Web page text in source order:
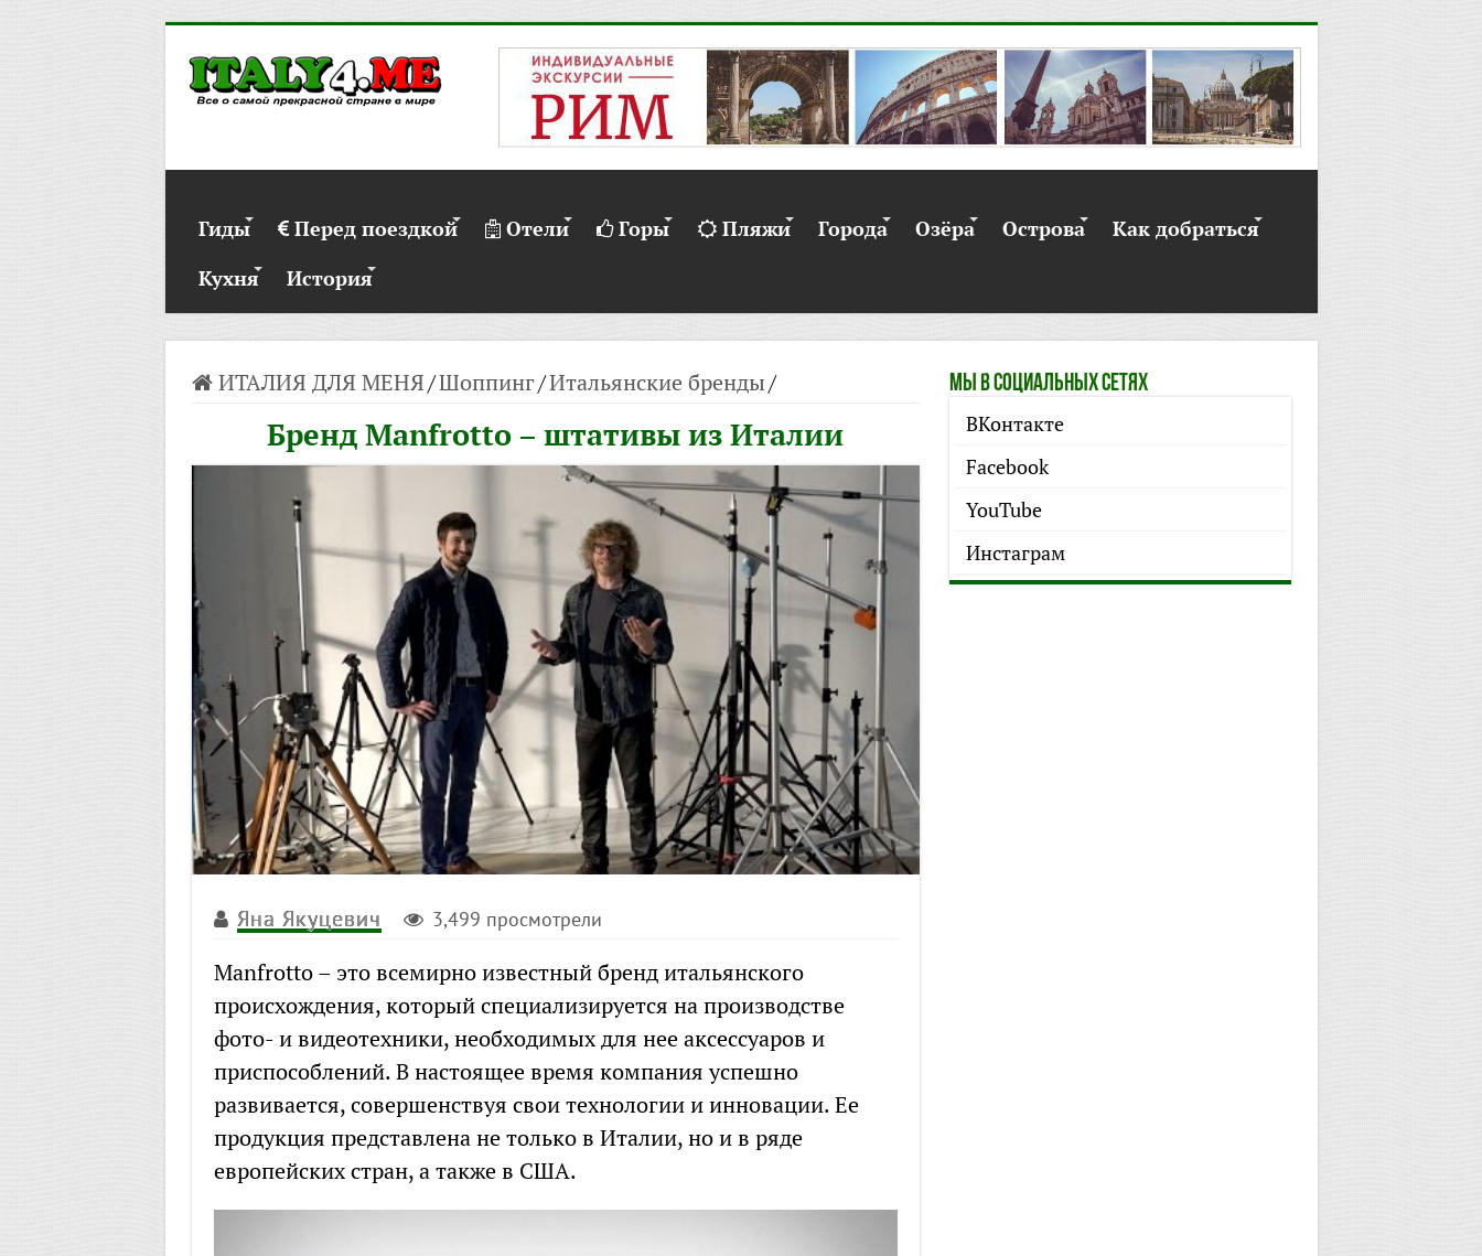
Гиды Перед поездкой Отели Горы Пляжи Города Озёра Острова
Как добраться
Кухня
История
ИТАЛИЯ ДЛЯ МЕНЯ/Шоппинг/Итальянские бренды/
Бренд Manfrotto – штативы из Италии
Яна Якуцевич 3,499 просмотрели
Manfrotto – это всемирно известный бренд итальянского
происхождения, который специализируется на производстве
фото- и видеотехники, необходимых для нее аксессуаров и
приспособлений. В настоящее время компания успешно
развивается, совершенствуя свои технологии и инновации. Ее
продукция представлена не только в Италии, но и в ряде
европейских стран, а также в США.
Мы в социальных сетях
ВКонтакте
Facebook
YouTube
Инстаграм